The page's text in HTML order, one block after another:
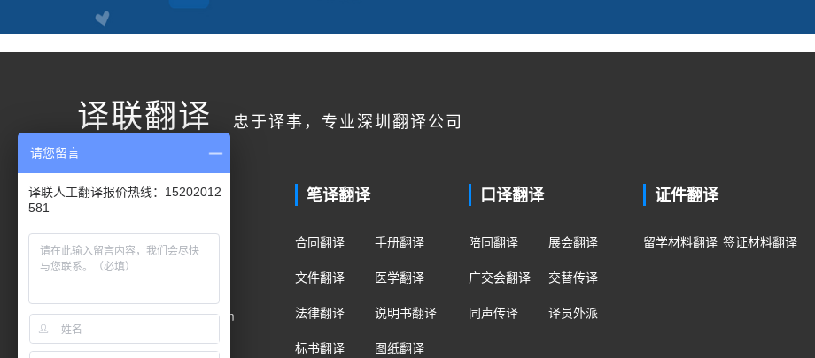
译联翻译 忠于译事，专业深圳翻译公司
联系我们
客户服务
400电话：400-178-1661
Email：fanyi@translian.com
笔译翻译
合同翻译
手册翻译
文件翻译
医学翻译
法律翻译
说明书翻译
标书翻译
图纸翻译
口译翻译
陪同翻译
展会翻译
广交会翻译
交替传译
同声传译
译员外派
证件翻译
留学材料翻译 签证材料翻译
请您留言
译联人工翻译报价热线：15202012
581